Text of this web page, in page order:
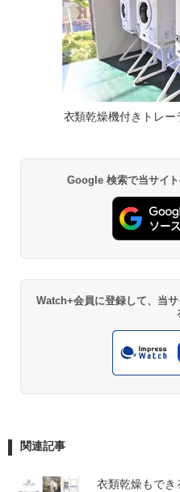
衣類乾燥機付きトレ
Google 検索で当サイ
Watch+会員に登録して、当
関連記事
衣類乾燥もでき